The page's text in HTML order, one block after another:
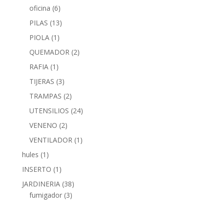
oficina (6)
PILAS (13)
PIOLA (1)
QUEMADOR (2)
RAFIA (1)
TIJERAS (3)
TRAMPAS (2)
UTENSILIOS (24)
VENENO (2)
VENTILADOR (1)
hules (1)
INSERTO (1)
JARDINERIA (38)
fumigador (3)